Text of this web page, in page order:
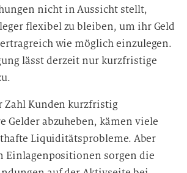
nicht in Aussicht stellt,
flexibel zu bleiben, um ihr Geld
wie möglich einzulegen.
lässt derzeit nur kurzfristige
Zahl Kunden kurzfristig
Gelder abzuheben, kämen viele
Liquiditätsprobleme. Aber
Einlagenpositionen sorgen die